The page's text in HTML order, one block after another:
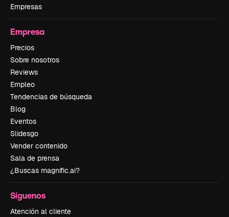
Empresas
Empresa
Precios
Sobre nosotros
Reviews
Empleo
Tendencias de búsqueda
Blog
Eventos
Slidesgo
Vender contenido
Sala de prensa
¿Buscas magnific.ai?
Síguenos
Atención al cliente